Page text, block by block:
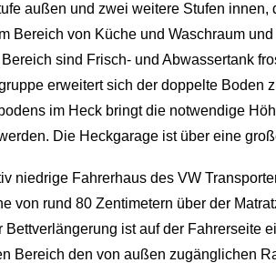
außen und zwei weitere Stufen
Bereich von Küche und Waschraum
sind Frisch- und Abwassertank
erweitert sich der doppelte Boden
im Heck bringt die notwendige
Die Heckgarage ist über eine
niedrige Fahrerhaus des VW
von rund 80 Zentimetern über der
Bettverlängerung ist auf der Fahrerseite
Bereich den von außen zugänglichen